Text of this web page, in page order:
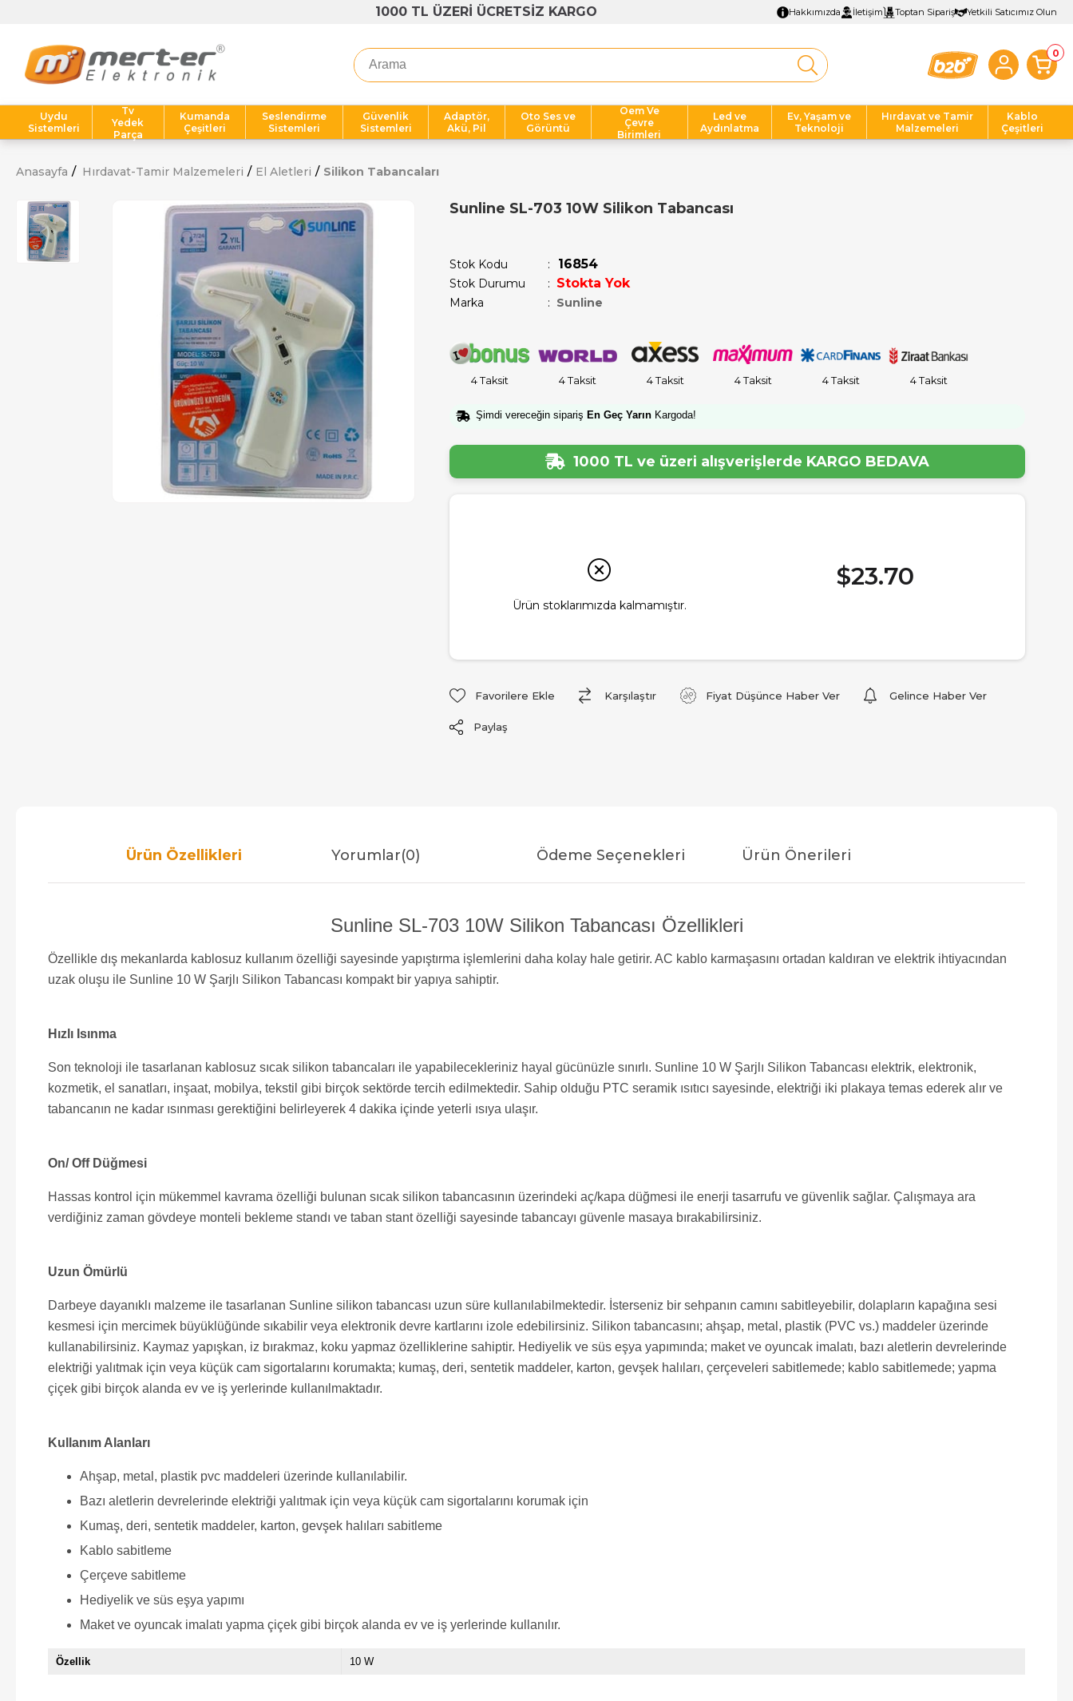
TOPLU ALIMLARA AVANTAJLI FİYATLAR Hakkımızda İletişim Toptan Sipariş Yetkili Satıcımız Olun
0
Uydu
Sistemleri
Tv
Yedek
Parça
Kumanda
Çeşitleri
Seslendirme
Sistemleri
Güvenlik
Sistemleri
Adaptör,
Akü, Pil
Oto Ses ve
Görüntü
Oem Ve
Çevre
Birimleri
Led ve
Aydınlatma
Ev, Yaşam ve
Teknoloji
Hırdavat ve Tamir
Malzemeleri
Kablo
Çeşitleri
Anasayfa Hırdavat-Tamir Malzemeleri El Aletleri Silikon Tabancaları
Sunline SL-703 10W Silikon Tabancası
Stok Kodu 16854
Stok Durumu : Stokta Yok
Marka : Sunline
4 Taksit 4 Taksit 4 Taksit 4 Taksit 4 Taksit 4 Taksit
Şimdi vereceğin sipariş En Geç Yarın Kargoda!
1000 TL ve üzeri alışverişlerde KARGO BEDAVA
Ürün stoklarımızda kalmamıştır.
$23.70
Favorilere Ekle Karşılaştır Fiyat Düşünce Haber Ver Gelince Haber Ver
Paylaş
Ürün Özellikleri Yorumlar(0) Ödeme Seçenekleri Ürün Önerileri
Sunline SL-703 10W Silikon Tabancası Özellikleri
Özellikle dış mekanlarda kablosuz kullanım özelliği sayesinde yapıştırma işlemlerini daha kolay hale getirir. AC kablo karmaşasını ortadan kaldıran ve elektrik ihtiyacından
uzak oluşu ile Sunline 10 W Şarjlı Silikon Tabancası kompakt bir yapıya sahiptir.
Hızlı Isınma
Son teknoloji ile tasarlanan kablosuz sıcak silikon tabancaları ile yapabilecekleriniz hayal gücünüzle sınırlı. Sunline 10 W Şarjlı Silikon Tabancası elektrik, elektronik,
kozmetik, el sanatları, inşaat, mobilya, tekstil gibi birçok sektörde tercih edilmektedir. Sahip olduğu PTC seramik ısıtıcı sayesinde, elektriği iki plakaya temas ederek alır ve
tabancanın ne kadar ısınması gerektiğini belirleyerek 4 dakika içinde yeterli ısıya ulaşır.
On/ Off Düğmesi
Hassas kontrol için mükemmel kavrama özelliği bulunan sıcak silikon tabancasının üzerindeki aç/kapa düğmesi ile enerji tasarrufu ve güvenlik sağlar. Çalışmaya ara
verdiğiniz zaman gövdeye monteli bekleme standı ve taban stant özelliği sayesinde tabancayı güvenle masaya bırakabilirsiniz.
Uzun Ömürlü
Darbeye dayanıklı malzeme ile tasarlanan Sunline silikon tabancası uzun süre kullanılabilmektedir. İsterseniz bir sehpanın camını sabitleyebilir, dolapların kapağına sesi
kesmesi için mercimek büyüklüğünde sıkabilir veya elektronik devre kartlarını izole edebilirsiniz. Silikon tabancasını; ahşap, metal, plastik (PVC vs.) maddeler üzerinde
kullanabilirsiniz. Kaymaz yapışkan, iz bırakmaz, koku yapmaz özelliklerine sahiptir. Hediyelik ve süs eşya yapımında; maket ve oyuncak imalatı, bazı aletlerin devrelerinde
elektriği yalıtmak için veya küçük cam sigortalarını korumakta; kumaş, deri, sentetik maddeler, karton, gevşek halıları, çerçeveleri sabitlemede; kablo sabitlemede; yapma
çiçek gibi birçok alanda ev ve iş yerlerinde kullanılmaktadır.
Kullanım Alanları
Ahşap, metal, plastik pvc maddeleri üzerinde kullanılabilir.
Bazı aletlerin devrelerinde elektriği yalıtmak için veya küçük cam sigortalarını korumak için
Kumaş, deri, sentetik maddeler, karton, gevşek halıları sabitleme
Kablo sabitleme
Çerçeve sabitleme
Hediyelik ve süs eşya yapımı
Maket ve oyuncak imalatı yapma çiçek gibi birçok alanda ev ve iş yerlerinde kullanılır.
Özellik 10 W